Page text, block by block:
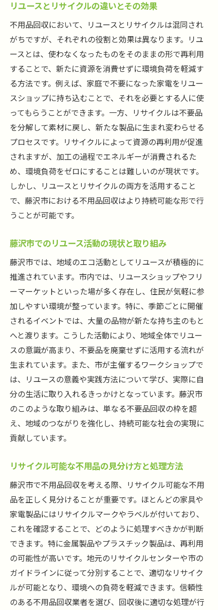
リユースとリサイクルの違いとその効果
不用品回収において、リユースとリサイクルは混同され
がちですが、それぞれの役割と効果は異なります。リユ
ースとは、使わなくなったものをそのままの形で再利用
することで、新たに資源を消費せずに環境負荷を軽減す
る方法です。例えば、家庭で不要になった家電をリユー
スショップに持ち込むことで、それを必要とする人に使
ってもらうことができます。一方、リサイクルは不要品
を分解して素材に戻し、新たな製品に生まれ変わらせる
プロセスです。リサイクルによって資源の再利用が促進
されますが、加工の過程でエネルギーが消費されるた
め、環境負荷をゼロにすることは難しいのが現状です。
しかし、リユースとリサイクルの両方を活用すること
で、藤沢市における不用品回収はより持続可能な形で行
うことが可能です。
藤沢市でのリユース活動の現状と取り組み
藤沢市では、地域のエコ活動としてリユースが積極的に
推進されています。市内では、リユースショップやフリ
ーマーケットといった場が多く存在し、住民が気軽に参
加しやすい環境が整っています。特に、季節ごとに開催
されるイベントでは、大量の品物が新たな持ち主のもと
へと渡ります。こうした活動により、地域全体でリユー
スの意識が高まり、不要品を廃棄せずに活用する流れが
生まれています。また、市が主催するワークショップで
は、リユースの意義や実践方法について学び、実際に自
分の生活に取り入れるきっかけとなっています。藤沢市
のこのような取り組みは、単なる不要品回収の枠を超
え、地域のつながりを強化し、持続可能な社会の実現に
貢献しています。
リサイクル可能な不用品の見分け方と処理方法
藤沢市で不用品回収を考える際、リサイクル可能な不用
品を正しく見分けることが重要です。ほとんどの家具や
家電製品にはリサイクルマークやラベルが付いており、
これを確認することで、どのように処理すべきかが判断
できます。特に金属製品やプラスチック製品は、再利用
の可能性が高いです。地元のリサイクルセンターや市の
ガイドラインに従って分別することで、適切なリサイク
ルが可能となり、環境への負荷を軽減できます。信頼性
のある不用品回収業者を選び、回収後に適切な処理が行